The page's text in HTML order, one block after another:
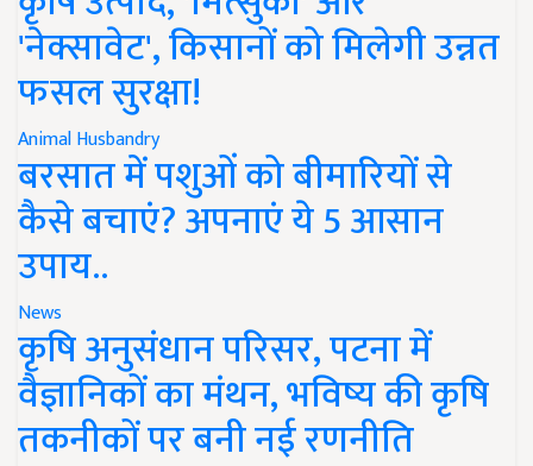
'नेक्सावेट', किसानों को मिलेगी उन्नत
फसल सुरक्षा!
Animal Husbandry
बरसात में पशुओं को बीमारियों से
कैसे बचाएं? अपनाएं ये 5 आसान
उपाय..
News
कृषि अनुसंधान परिसर, पटना में
वैज्ञानिकों का मंथन, भविष्य की कृषि
तकनीकों पर बनी नई रणनीति